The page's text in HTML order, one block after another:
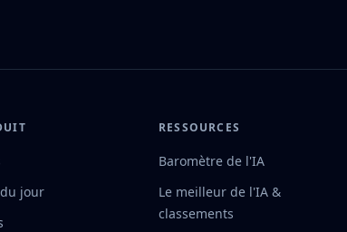
jour
RESSOURCES
Baromètre de l'IA
Le meilleur de l'IA &
classements